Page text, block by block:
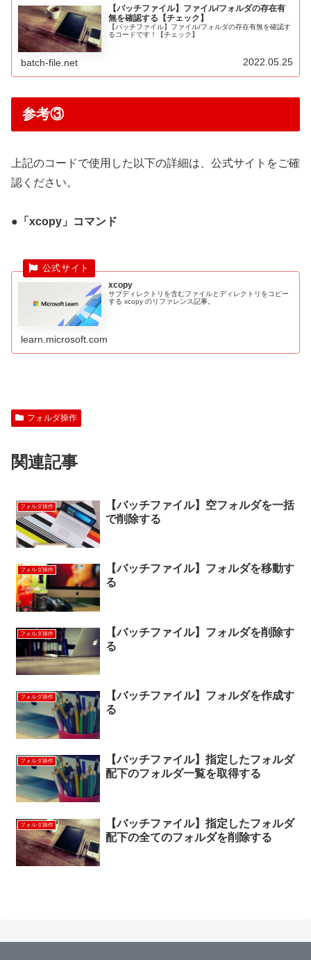
【バッチファイル】ファイル/フォルダの存在有
無を確認する【チェック】
【バッチファイル】ファイル/フォルダの存在有無を確認す
るコードです！【チェック】
batch-file.net 2022.05.25
参考③
上記のコードで使用した以下の詳細は、公式サイトをご確
認ください。
●「xcopy」コマンド
xcopy
サブディレクトリを含むファイルとディレクトリをコピー
する xcopy のリファレンス記事。
learn.microsoft.com
フォルダ操作
関連記事
フォルダ操作
【バッチファイル】空フォルダを一括
で削除する
フォルダ操作
【バッチファイル】フォルダを移動す
る
フォルダ操作
【バッチファイル】フォルダを削除す
る
フォルダ操作
【バッチファイル】フォルダを作成す
る
フォルダ操作
【バッチファイル】指定したフォルダ
配下のフォルダ一覧を取得する
フォルダ操作
【バッチファイル】指定したフォルダ
配下の全てのフォルダを削除する